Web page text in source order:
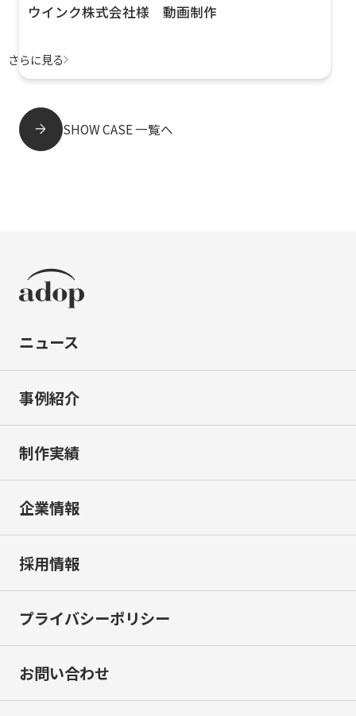
ウインク株式会社様 動画制作
さらに見る
SHOW CASE 一覧へ
ニュース
事例紹介
制作実績
企業情報
採用情報
プライバシーポリシー
お問い合わせ